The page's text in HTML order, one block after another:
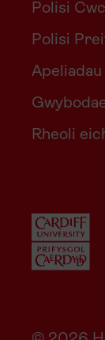
Polisi
Polisi
Apeliadau
Rheoli